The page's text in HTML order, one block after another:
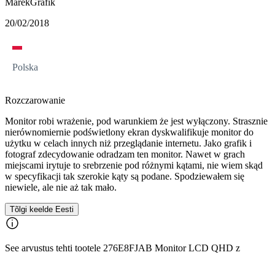
MarekGrafik
20/02/2018
Polska
Rozczarowanie
Monitor robi wrażenie, pod warunkiem że jest wyłączony. Strasznie
nierównomiernie podświetlony ekran dyskwalifikuje monitor do
użytku w celach innych niż przeglądanie internetu. Jako grafik i
fotograf zdecydowanie odradzam ten monitor. Nawet w grach
miejscami irytuje to srebrzenie pod różnymi kątami, nie wiem skąd
w specyfikacji tak szerokie kąty są podane. Spodziewałem się
niewiele, ale nie aż tak mało.
Tõlgi keelde Eesti
See arvustus tehti tootele 276E8FJAB Monitor LCD QHD z